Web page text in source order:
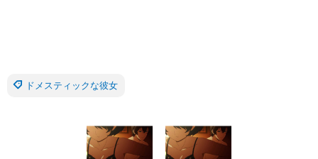
ドメスティックな彼女